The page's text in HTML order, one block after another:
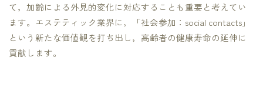
て，加齢による外見的変化に対応することも重要と考えてい
ます。エステティック業界に，「社会参加：social contacts」
という新たな価値観を打ち出し，高齢者の健康寿命の延伸に
貢献します。